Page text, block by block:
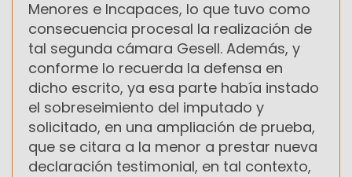
Menores e Incapaces, lo que tuvo como
consecuencia procesal la realización de
tal segunda cámara Gesell. Además, y
conforme lo recuerda la defensa en
dicho escrito, ya esa parte había instado
el sobreseimiento del imputado y
solicitado, en una ampliación de prueba,
que se citara a la menor a prestar nueva
declaración testimonial, en tal contexto,